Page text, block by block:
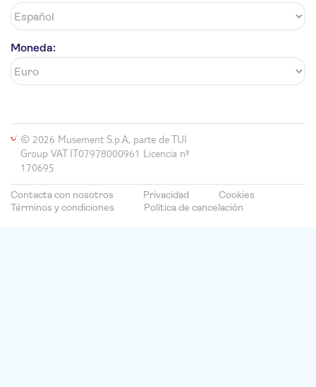
Moneda:
© 2026 Musement S.p.A, parte de TUI
Group VAT IT07978000961 Licencia nº
170695
Contacta con nosotros Privacidad
Cookies
Términos y condiciones
Política de cancelación